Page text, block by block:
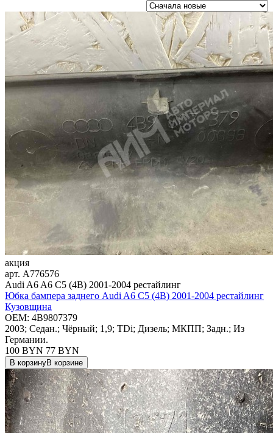
акция
арт. A776576
Audi A6 A6 C5 (4B) 2001-2004 рестайлинг
Юбка бампера заднего Audi A6 C5 (4B) 2001-2004 рестайлинг
Кузовщина
OEM: 4B9807379
2003; Седан.; Чёрный; 1,9; TDi; Дизель; МКПП; Задн.; Из
Германии.
100 BYN 77 BYN
В корзинуВ корзине